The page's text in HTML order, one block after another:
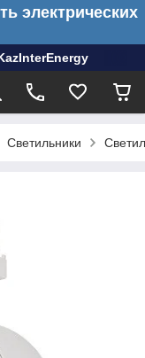
электрических
Светильники